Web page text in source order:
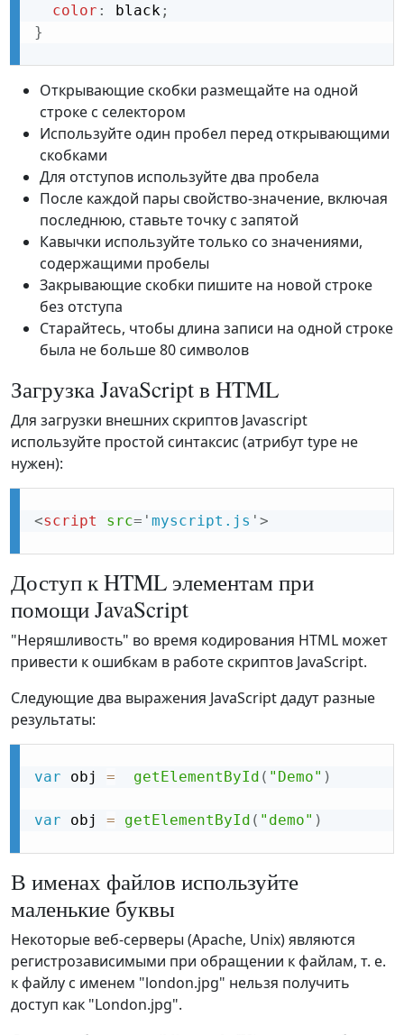
color : black;
}
Открывающие скобки размещайте на одной
строке с селектором
Используйте один пробел перед открывающими
скобками
Для отступов используйте два пробела
После каждой пары свойство-значение, включая
последнюю, ставьте точку с запятой
Кавычки используйте только со значениями,
содержащими пробелы
Закрывающие скобки пишите на новой строке
без отступа
Старайтесь, чтобы длина записи на одной строке
была не больше 80 символов
Загрузка JavaScript в HTML
Для загрузки внешних скриптов Javascript
используйте простой синтаксис (атрибут type не
нужен):
<script src= ' myscript.js ' >
Доступ к HTML элементам при
помощи JavaScript
"Неряшливость" во время кодирования HTML может
привести к ошибкам в работе скриптов JavaScript.
Следующие два выражения JavaScript дадут разные
результаты:
var obj = getElementById ( "Demo" )
var obj = getElementById ( "demo" )
В именах файлов используйте
маленькие буквы
Некоторые веб-серверы (Apache, Unix) являются
регистрозависимыми при обращении к файлам, т. е.
к файлу с именем "london.jpg" нельзя получить
доступ как "London.jpg".